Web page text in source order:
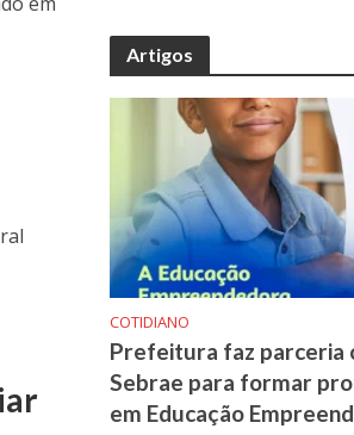
Artigos
COTIDIANO
Prefeitura faz parceria
Sebrae para formar
em Educação